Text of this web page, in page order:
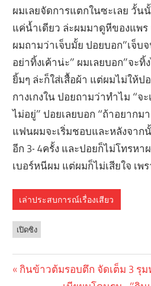
ผมเลยจัดการแตกในซะเลย วั้
แค่น้ำเดียว ล่ะผมมาดูหีของแพร
ผมถามว่าเจ็บมั้ย ปอยบอก”เจ็บ
อย่าทิ้งเค้าน่ะ” ผมเลยบอก”จะทิ้
ยิ้มๆ ล่ะก็ใส่เสื้อผ้า แต่ผมไม่ให้
กางเกงใน ปอยถามว่าทำไม “จ
ไม่อยู่” ปอยเลยบอก “ถ้าอยากม
แฟนผมจะเริ่มชอบและหลังจาก
อีก 3- 4ครั้ง และปอยก็ไม่โทรห
เบอร์หนีผม แต่ผมก็ไม่เสียใจ เพ
เล่าประสบการณ์เรื่องเสียว
เปิดซิง
Previous
กินข้าวต้มรอบตึก จัดเต็ม 3 รุม